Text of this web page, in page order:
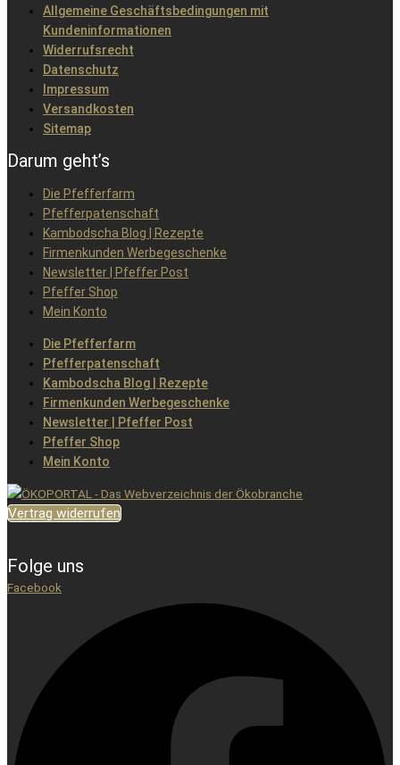
Allgemeine Geschäftsbedingungen mit
Kundeninformationen
Widerrufsrecht
Datenschutz
Impressum
Versandkosten
Sitemap
Darum geht’s
Die Pfefferfarm
Pfefferpatenschaft
Kambodscha Blog | Rezepte
Firmenkunden Werbegeschenke
Newsletter | Pfeffer Post
Pfeffer Shop
Mein Konto
Die Pfefferfarm
Pfefferpatenschaft
Kambodscha Blog | Rezepte
Firmenkunden Werbegeschenke
Newsletter | Pfeffer Post
Pfeffer Shop
Mein Konto
Vertrag widerrufen
Folge uns
Facebook